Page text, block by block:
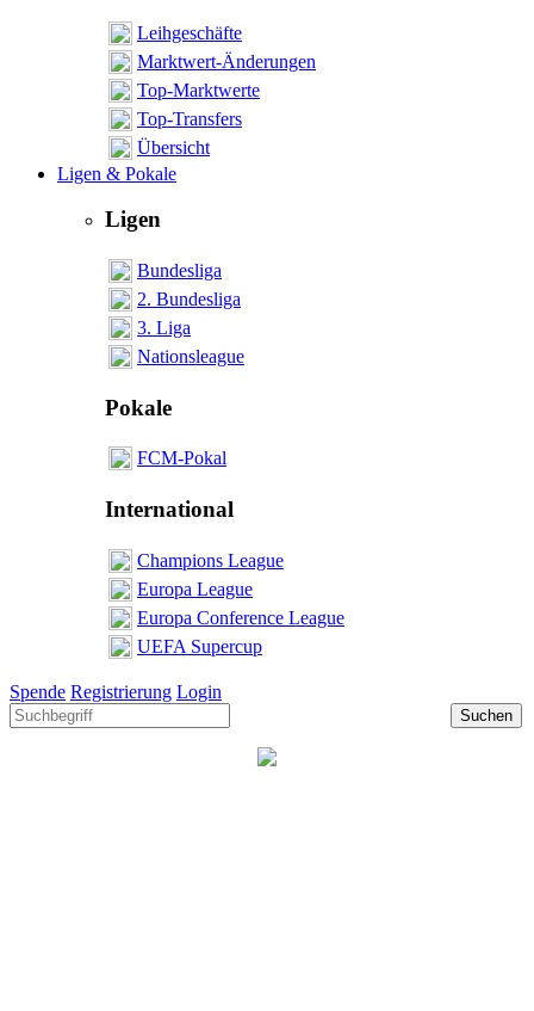
Leihgeschäfte
Marktwert-Änderungen
Top-Marktwerte
Top-Transfers
Übersicht
Ligen & Pokale
Ligen
Bundesliga
2. Bundesliga
3. Liga
Nationsleague
Pokale
FCM-Pokal
International
Champions League
Europa League
Europa Conference League
UEFA Supercup
Spende Registrierung Login
Suchen